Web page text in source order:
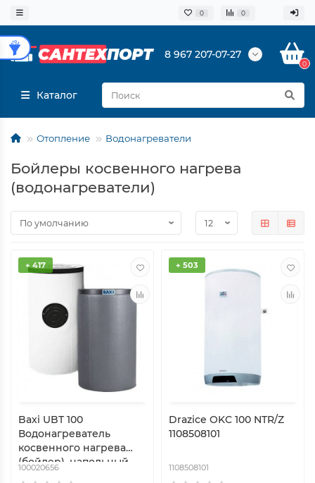
0 0
8 967 207-07-27
0
Каталог
Отопление Водонагреватели
Бойлеры косвенного нагрева
(водонагреватели)
+ 417
Baxi UBT 100
Водонагреватель
косвенного нагрева
(бойлер), напольный,
100020656
+ 503
Drazice OKC 100 NTR/Z
1108508101
1108508101